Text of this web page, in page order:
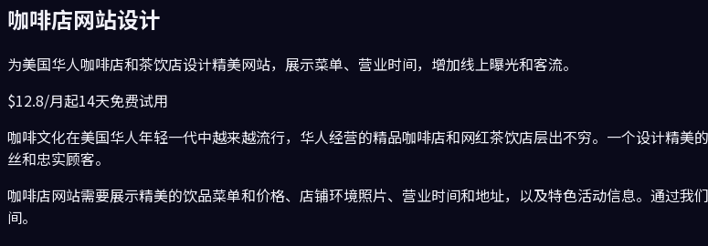
咖啡店网站设计
为美国华人咖啡店和茶饮店设计精美网站，展示菜单、营业时间，增加线上曝光和客流。
$12.8/月起14天免费试用
咖啡文化在美国华人年轻一代中越来越流行，华人经营的精品咖啡店和网红茶饮店层出不穷。一个设计精
丝和忠实顾客。
咖啡店网站需要展示精美的饮品菜单和价格、店铺环境照片、营业时间和地址，以及特色活动信息。通过
间。